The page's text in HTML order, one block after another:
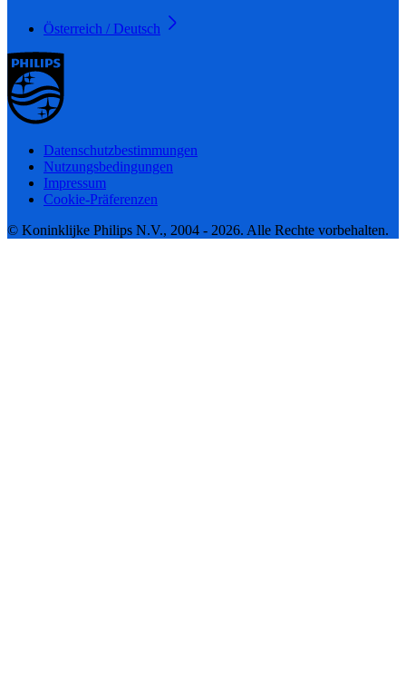
Österreich / Deutsch
Datenschutzbestimmungen
Nutzungsbedingungen
Impressum
Cookie-Präferenzen
© Koninklijke Philips N.V., 2004 - 2026. Alle Rechte vorbehalten.